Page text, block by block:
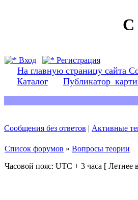
С
Вход
Регистрация
На главную страницу сайта
Каталог
Сообщения без ответов | Активные
Список форумов » Вопросы теории
Часовой пояс: UTC + 3 часа [ Летнее